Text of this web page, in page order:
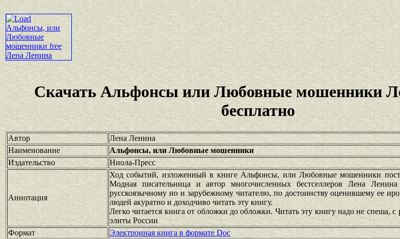
Скачать Альфонсы или Любовные мошенники
бесплатно
Автор
Лена Ленина
Наименование
Альфонсы, или Любовные мошенники
Издательство
Ниола-Пресс
Аннотация
Ход событий, изложенный в книге Альфонсы, или Любовные мошенники
Модная писательница и автор многочисленных бестселлеров Лена
русскоязычному но и зарубежному читателю, по достоинству оценившему ее
людей акуратно и доходчиво читать эту книгу.
Легко читается книга от обложки до обложки. Читать эту книгу надо не спеша, с
элиты России
Формат
Электронная книга в формате Doc